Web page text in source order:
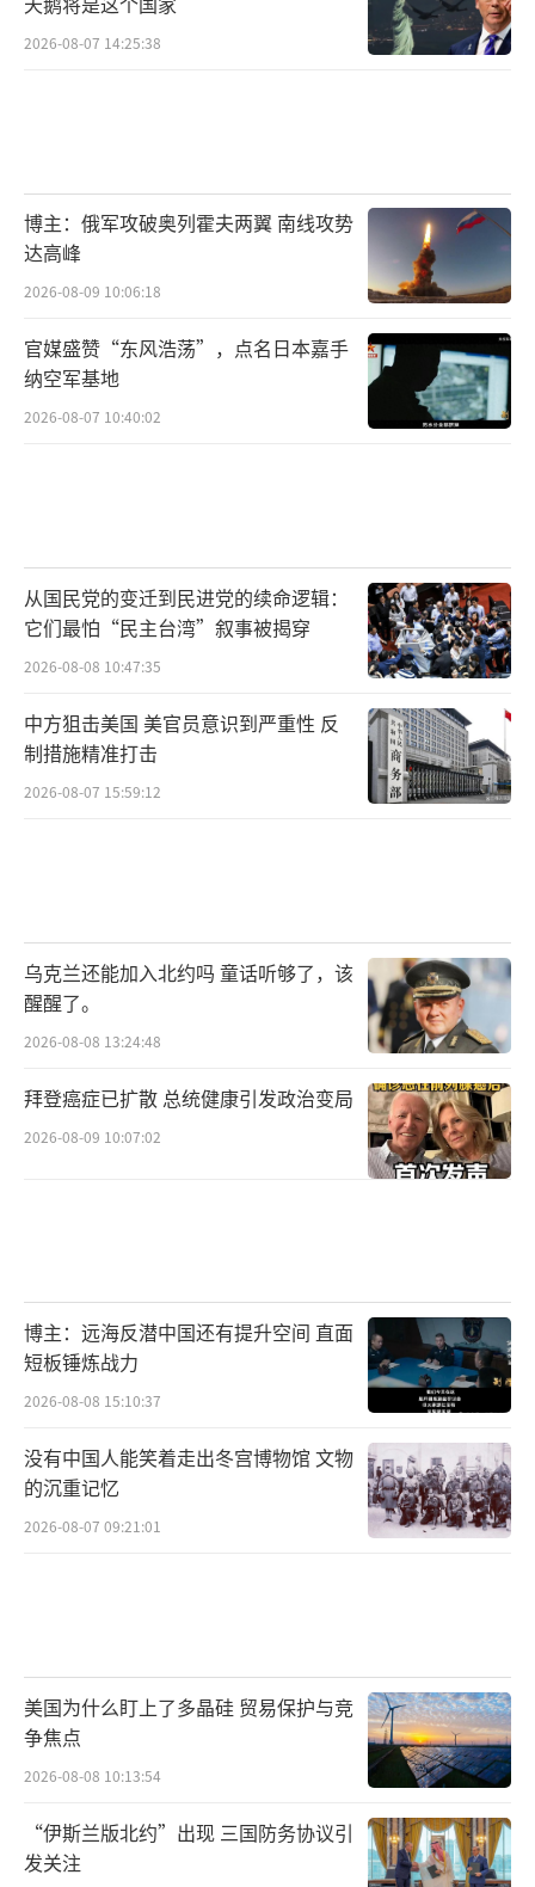
2026-08-07 14:25:38
博主：俄军攻破奥列霍夫两翼 南线攻势
达高峰
2026-08-09 10:06:18
官媒盛赞“东风浩荡”，点名日本嘉手
纳空军基地
2026-08-07 10:40:02
从国民党的变迁到民进党的续命逻辑：
它们最怕“民主台湾”叙事被揭穿
2026-08-08 10:47:35
中方狙击美国 美官员意识到严重性 反
制措施精准打击
2026-08-07 15:59:12
乌克兰还能加入北约吗 童话听够了，该
醒醒了。
2026-08-08 13:24:48
拜登癌症已扩散 总统健康引发政治变局
2026-08-09 10:07:02
博主：远海反潜中国还有提升空间 直面
短板锤炼战力
2026-08-08 15:10:37
没有中国人能笑着走出冬宫博物馆 文物
的沉重记忆
2026-08-07 09:21:01
美国为什么盯上了多晶硅 贸易保护与竞
争焦点
2026-08-08 10:13:54
“伊斯兰版北约”出现 三国防务协议引
发关注